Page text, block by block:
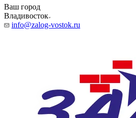
Ваш город
Владивосток
info@zalog-vostok.ru